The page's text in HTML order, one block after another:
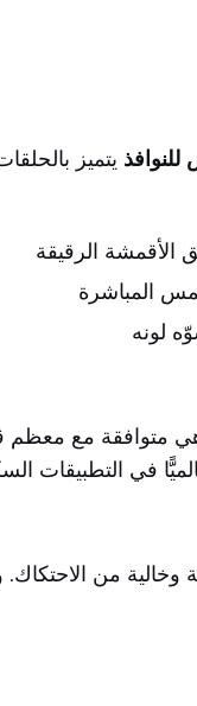
يتميز
الأقمشة الرقيقة
المباشرة
لونه
خارجي ٧٠ مم، وهي
من